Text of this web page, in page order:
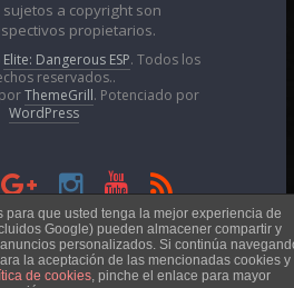
a copyright son
propietarios.
Elite: Dangerous ESP. Todos los
reservados..
ThemeGrill. Potenciado por
WordPress
bajo unaLicencia Creative Commons
Internacional
para que usted tenga la mejor experiencia de
Google) pueden almacener compartir y
personalizados. Si continúa
la aceptación de las mencionadas cookies y
de cookies, pinche el enlace para mayor